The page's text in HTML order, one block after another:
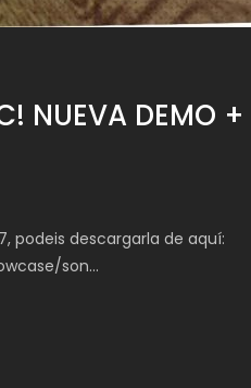
NUEVA DEMO +
podeis descargarla de aquí:
son...